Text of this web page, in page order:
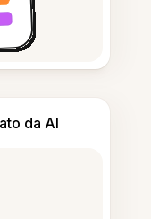
da AI